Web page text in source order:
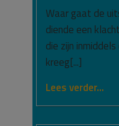
Waar gaat de
diende een
die zijn
kreeg[...]
Lees verder...